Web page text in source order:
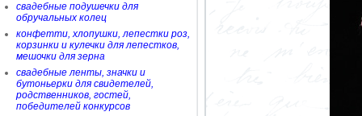
свадебные подушечки для
обручальных колец
конфетти, хлопушки, лепестки роз,
корзинки и кулечки для лепестков,
мешочки для зерна
свадебные ленты, значки и
бутоньерки для свидетелей,
родственников, гостей,
победителей конкурсов